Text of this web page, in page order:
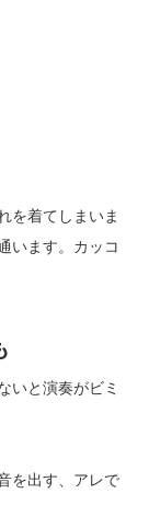
を着てしまいま
います。カッコ
いと演奏がビミ
を出す、アレで